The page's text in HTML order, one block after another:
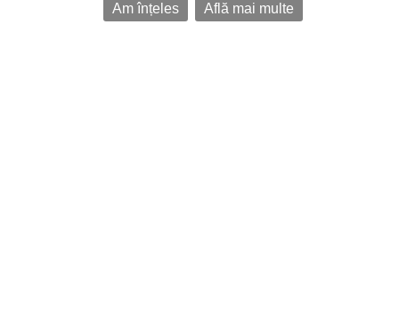
Am înțeles
Află mai multe